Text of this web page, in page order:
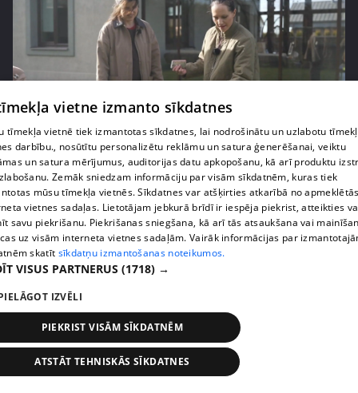
pirms 3 mēnešiem 00:06:24
Grila sezonā lieliski iespējams ievērot veselīga
uztura principus
13. epizode
vietne izmanto sīkdatnes
tīmekļa vietnē tiek izmantotas sīkdatnes, lai nodrošinātu un uzlabotu
darbību., nosūtītu personalizētu reklāmu un satura ģenerēšanai, veiktu
un satura mērījumus, auditorijas datu apkopošanu, kā arī produktu
Zemāk sniedzam informāciju par visām sīkdatnēm, kuras tiek
mūsu tīmekļa vietnēs. Sīkdatnes var atšķirties atkarībā no
vietnes sadaļas. Lietotājam jebkurā brīdī ir iespēja piekrist, atteikties
savu piekrišanu. Piekrišanas sniegšana, kā arī tās atsaukšana vai
uz visām interneta vietnes sadaļām. Vairāk informācijas par
skatīt sīkdatņu izmantošanas noteikumos.
VISUS PARTNERUS (1718) →
IZVĒLI
PIEKRIST VISĀM SĪKDATNĒM
ATSTĀT TEHNISKĀS SĪKDATNES